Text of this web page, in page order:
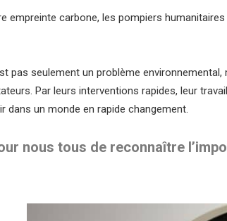
empreinte carbone, les pompiers
pas seulement un problème
Par leurs interventions rapides, leur
dans un monde en rapide changement.
nous tous de reconnaître